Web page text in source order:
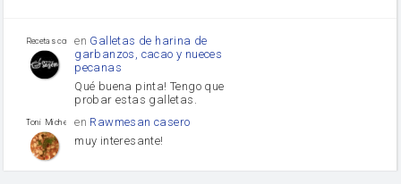
Recetas con sazon
en Galletas de harina de
garbanzos, cacao y nueces
pecanas
Qué buena pinta! Tengo que
probar estas galletas.
Toni Michel Caubet
en Rawmesan casero
muy interesante!